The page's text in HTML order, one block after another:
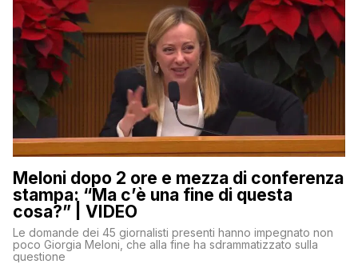
Meloni dopo 2 ore e mezza di conferenza
stampa: “Ma c’è una fine di questa
cosa?” | VIDEO
Le domande dei 45 giornalisti presenti hanno impegnato non
poco Giorgia Meloni, che alla fine ha sdrammatizzato sulla
questione